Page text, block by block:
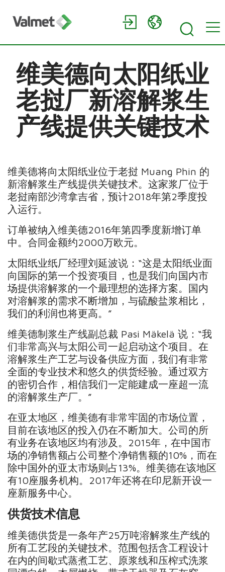
维美德向太阳纸业
老挝厂新溶解浆生
产线提供关键技术
维美德将向太阳纸业位于老挝 Muang Phin 的
新溶解浆生产线提供关键技术。这家浆厂位于
老挝南部沙湾拿吉省，预计2018年第2季度投
入运行。
订单被纳入维美德2016年第四季度新增订单
中。合同金额约2000万欧元。
太阳纸业纸厂经理刘延波说：“这是太阳纸业面
向国际的第一个投资项目，也是我们向国内市
场提供溶解浆的一个最理想的选择方案。国内
对溶解浆的需求不断增加，与硫酸盐浆相比，
我们的利润也将更高。”
维美德制浆生产线副总裁 Pasi Mäkelä 说：“我
们非常高兴与太阳公司一起启动这个项目。在
溶解浆生产工艺与设备供应方面，我们有非常
全面的专业技术和悠久的供货经验。通过双方
的密切合作，相信我们一定能建成一座超一流
的溶解浆生产厂。”
在亚太地区，维美德有非常牢固的市场位置，
目前在该地区的投入仍在不断加大。公司的所
有业务在该地区均有涉及。2015年，在中国市
场的净销售额占公司整个净销售额的10%，而在
除中国外的亚太市场则占13%。维美德在该地区
有10座服务机构。2017年还将在印尼新开设一
座新服务中心。
供货技术信息
维美德供货是一条年产25万吨溶解浆生产线的
所有工艺段的关键技术。范围包括含工程设计
在内的间歇式蒸煮工艺、原浆线和压榨式洗浆